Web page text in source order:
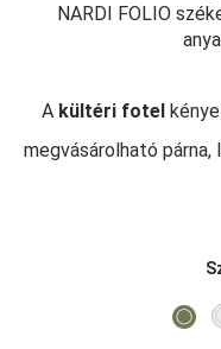
NARDI FOLIO
A kültéri fotel
megvásárolható